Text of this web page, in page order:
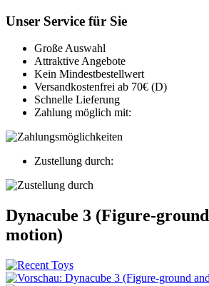
Unser Service für Sie
Große Auswahl
Attraktive Angebote
Kein Mindestbestellwert
Versandkostenfrei ab 70€ (D)
Schnelle Lieferung
Zahlung möglich mit:
Zustellung durch:
Dynacube 3 (Figure-
motion)